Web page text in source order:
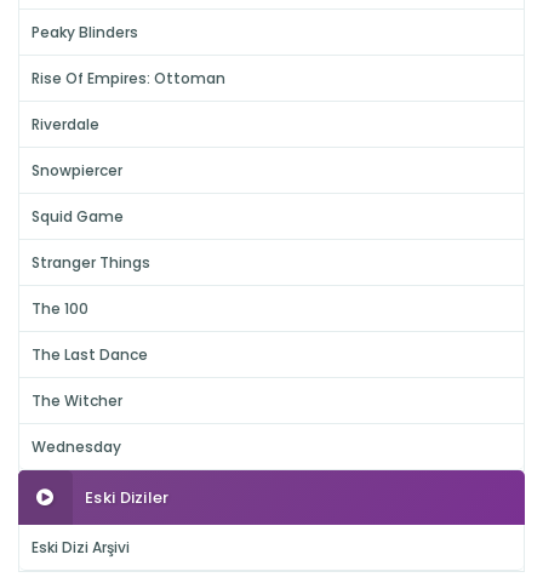
Peaky Blinders
Rise Of Empires: Ottoman
Riverdale
Snowpiercer
Squid Game
Stranger Things
The 100
The Last Dance
The Witcher
Wednesday
Eski Diziler
Eski Dizi Arşivi